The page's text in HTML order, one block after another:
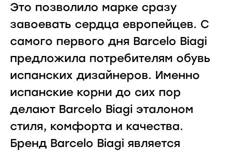
Это позволило марке сразу
завоевать сердца европейцев. С
самого первого дня Barcelo Biagi
предложила потребителям обувь
испанских дизайнеров. Именно
испанские корни до сих пор
делают Barcelo Biagi эталоном
стиля, комфорта и качества.
Бренд Barcelo Biagi является